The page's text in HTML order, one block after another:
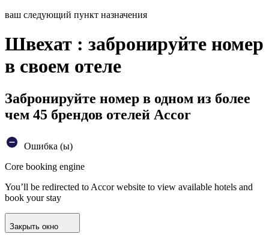
ваш следующий пункт назначения
Швехат : забронируйте номер
в своем отеле
Забронируйте номер в одном из более
чем 45 брендов отелей Accor
Ошибка (ы)
Core booking engine
You’ll be redirected to Accor website to view available hotels and
book your stay
Закрыть окно